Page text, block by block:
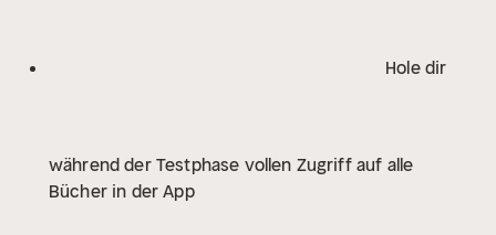
Hole dir
während der Testphase vollen Zugriff auf alle
Bücher in der App